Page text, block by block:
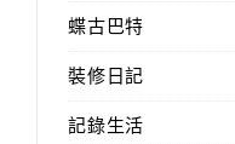
蝶古巴特
裝修日記
記錄生活